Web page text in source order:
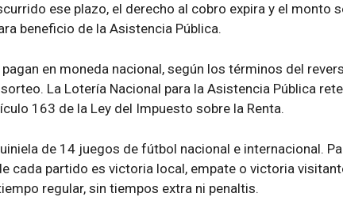
ese plazo, el derecho al cobro expira y el monto
beneficio de la Asistencia Pública.
en moneda nacional, según los términos del
La Lotería Nacional para la Asistencia Pública
163 de la Ley del Impuesto sobre la Renta.
de 14 juegos de fútbol nacional e internacional.
cada partido es victoria local, empate o victoria
regular, sin tiempos extra ni penaltis.